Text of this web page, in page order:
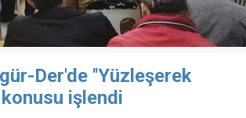
Der'de ''Yüzleşerek
konusu işlendi